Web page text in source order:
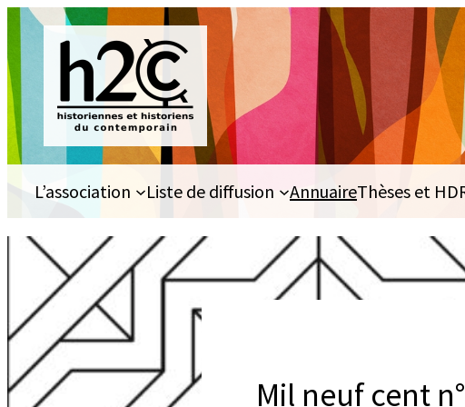
Aller
au
contenu
L’association Liste de diffusion AnnuaireThèses et
Mil neuf cent